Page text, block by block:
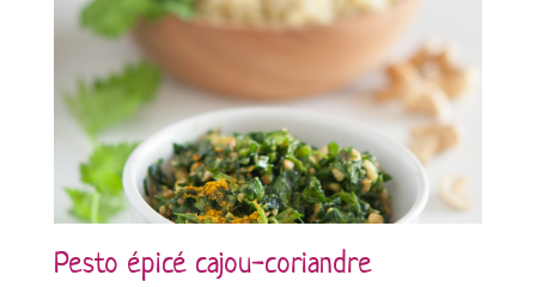
Pesto épicé cajou-coriandre